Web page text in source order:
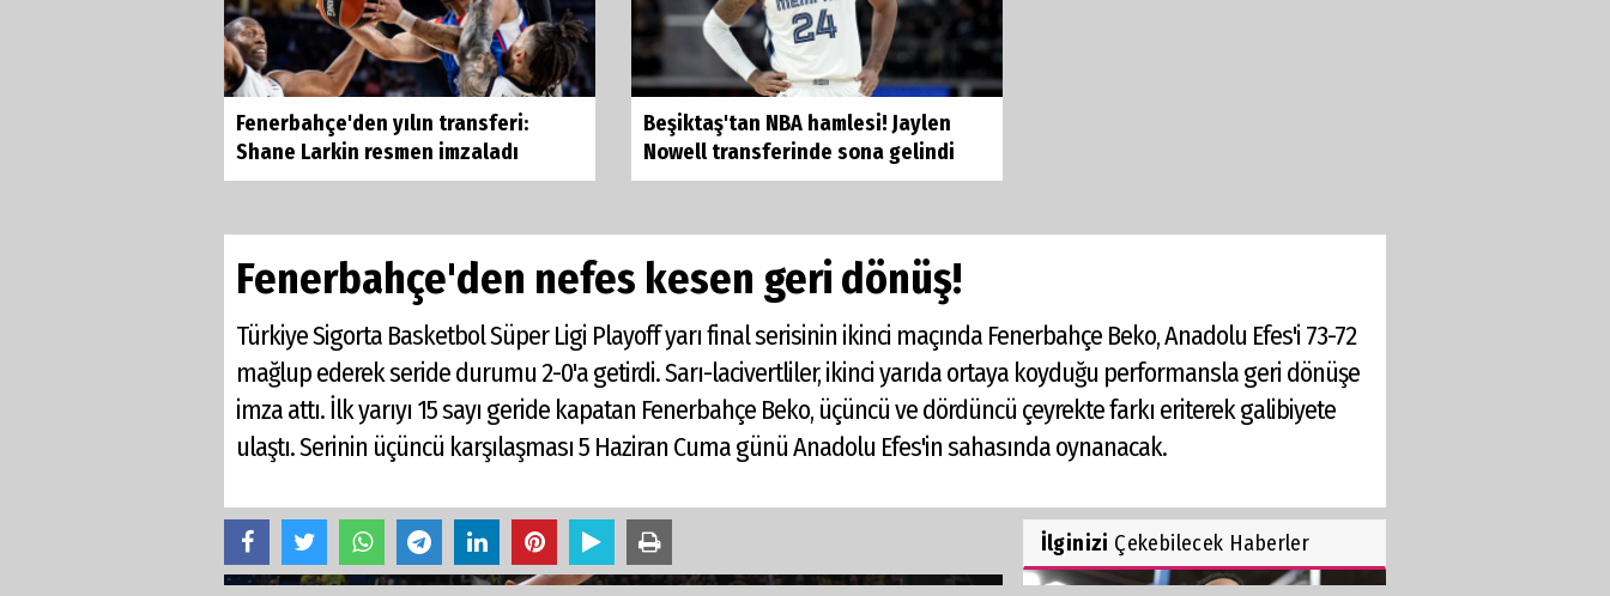
Fenerbahçe'den yılın transferi:
Shane Larkin resmen imzaladı
Beşiktaş'tan NBA hamlesi! Jaylen
Nowell transferinde sona gelindi
Fenerbahçe'den nefes kesen geri dönüş!
Türkiye Sigorta Basketbol Süper Ligi Playoff yarı final serisinin ikinci maçında Fenerbahçe Beko, Anadolu Efes'i 73-72
mağlup ederek seride durumu 2-0'a getirdi. Sarı-lacivertliler, ikinci yarıda ortaya koyduğu performansla geri dönüşe
imza attı. İlk yarıyı 15 sayı geride kapatan Fenerbahçe Beko, üçüncü ve dördüncü çeyrekte farkı eriterek galibiyete
ulaştı. Serinin üçüncü karşılaşması 5 Haziran Cuma günü Anadolu Efes'in sahasında oynanacak.
İlginizi Çekebilecek Haberler